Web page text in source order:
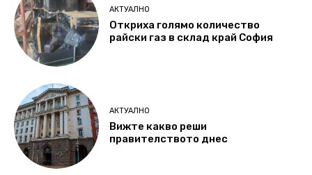
АКТУАЛНО
Откриха голямо количество
райски газ в склад край София
АКТУАЛНО
Вижте какво реши
правителството днес